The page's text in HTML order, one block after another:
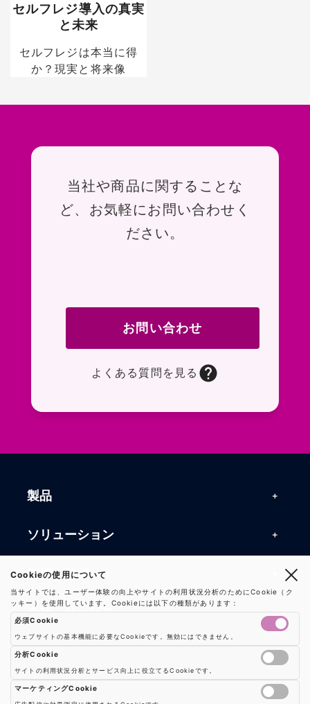
セルフレジ導入の真実
と未来
セルフレジは本当に得
か？現実と将来像
お問い合わせ
当社や商品に関することな
ど、お気軽にお問い合わせく
ださい。
お問い合わせ
よくある質問を見る
製品
製品一覧
RFIDリーダー
RFIDチップ・モジュール
RFIDアンテナ
RFIDプリンター
RFIDタグ
ソリューション
ソリューション
RFIDソリューション
RFIDとセンサー
マシンビジョン
防爆製品
RFIDシールド
技術・サポート
技術記事一覧
活用事例
よくある質問
用語集
会社・サービス
会社概要
お知らせ
プレスリリース
事業内容
事業内容一覧
Cookieの使用について
当サイトでは、ユーザー体験の向上やサイトの利用状況分析のためにCookie（ク
ッキー）を使用しています。Cookieには以下の種類があります：
必須Cookie
ウェブサイトの基本機能に必要なCookieです。無効にはできません。
分析Cookie
サイトの利用状況分析とサービス向上に役立てるCookieです。
Google AnalyticsやGoogle Tag Managerなどの分析ツールのCookieを制御しま
マーケティングCookie